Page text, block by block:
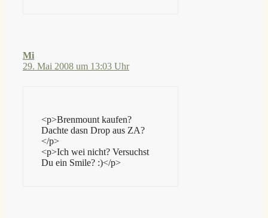
Mi
29. Mai 2008 um 13:03 Uhr
<p>Brenmount kaufen?
Dachte dasn Drop aus ZA?
</p>
<p>Ich wei nicht? Versuchst
Du ein Smile? :)</p>